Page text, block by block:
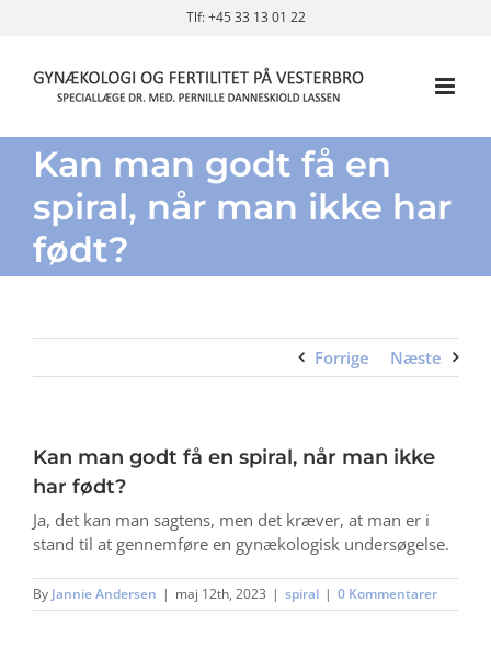
Tlf: +45 33 13 01 22
Kan man godt få en
spiral, når man ikke har
født?
Forrige Næste
Kan man godt få en spiral, når man ikke
har født?
Ja, det kan man sagtens, men det kræver, at man er i
stand til at gennemføre en gynækologisk undersøgelse.
By Jannie Andersen | maj 12th, 2023 | spiral | 0 Kommentarer